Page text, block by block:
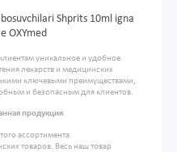
Shprits 10ml igna
OXYmed
уникальное и удобное
лекарств и медицинских
ключевыми преимуществами,
и безопасным для клиентов.
продукция
ассортимента
товаров. Весь наш товар